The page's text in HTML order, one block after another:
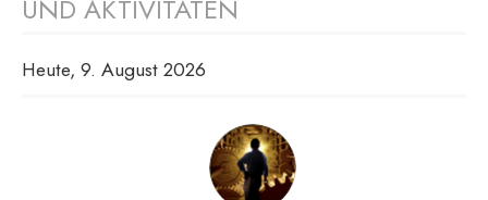
UND AKTIVITÄTEN
Heute, 9. August 2026